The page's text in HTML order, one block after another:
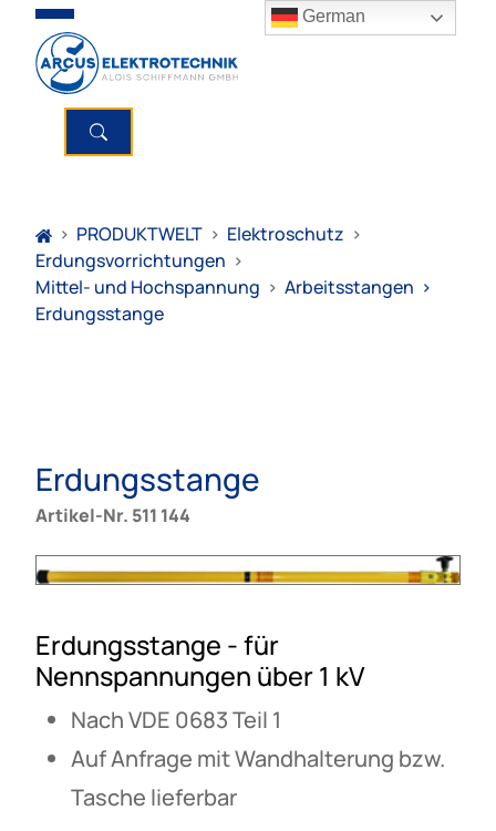
> PRODUKTWELT > Elektroschutz >
Erdungsvorrichtungen >
Mittel- und Hochspannung > Arbeitsstangen >
Erdungsstange
Erdungsstange
Artikel-Nr. 511 144
Erdungsstange - für
Nennspannungen über 1 kV
Nach VDE 0683 Teil 1
Auf Anfrage mit Wandhalterung bzw.
Tasche lieferbar
German